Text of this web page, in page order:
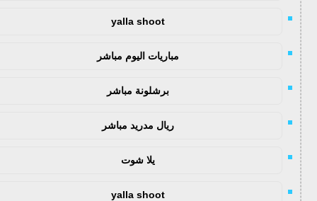
yalla shoot
مباريات اليوم مباشر
برشلونة مباشر
ريال مدريد مباشر
يلا شوت
yalla shoot